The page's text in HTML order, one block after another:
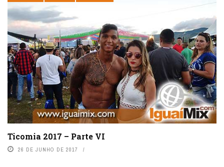
Ticomia 2017 – Parte VI
26 DE JUNHO DE 2017